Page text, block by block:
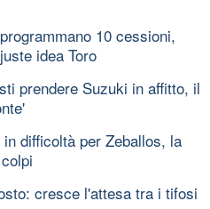
10 cessioni,
idea Toro
prendere Suzuki in affitto, il
difficoltà per Zeballos, la
cresce l'attesa tra i tifosi